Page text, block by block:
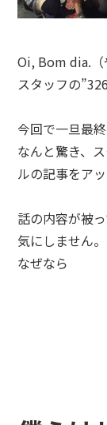
Oi, Bom dia.（
スタッフの
今回で一旦最
なんと驚き、
ルの記事をア
話の内容が被
気にしません。
なぜなら